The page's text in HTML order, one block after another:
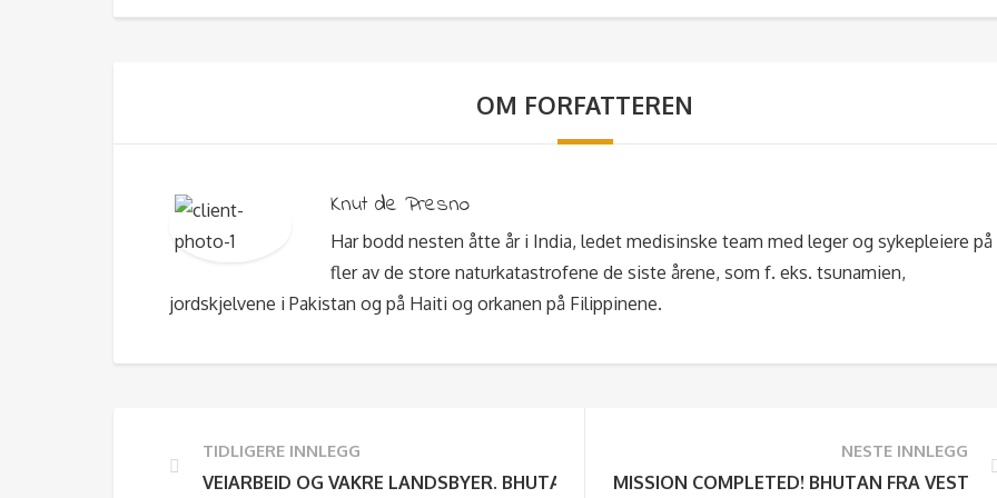
OM FORFATTEREN
Knut de Presno
Har bodd nesten åtte år i India, ledet medisinske team med leger og sykepleiere på
fler av de store naturkatastrofene de siste årene, som f. eks. tsunamien,
jordskjelvene i Pakistan og på Haiti og orkanen på Filippinene.
TIDLIGERE INNLEGG
VEIARBEID OG VAKRE LANDSBYER. BHUTAN PÅ MC
NESTE INNLEGG
MISSION COMPLETED! BHUTAN FRA VEST